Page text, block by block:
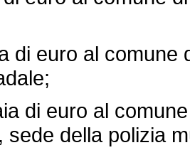
di euro al
di euro al
sede della polizia